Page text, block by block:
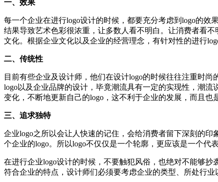
一、效果
每一个企业在进行logo设计的时候，都要充分考虑到logo的效
结果导致艺术色彩很浓重，让多数人看不明白。让消费者看
文化。根据企业文化以及企业的经营理念，有针对性的进行
二、传统性
目前有些企业及设计师，他们在设计logo的时候往往注重时
logo以及企业品牌的设计，毕竟潮流具有一定的实现性，潮
变化，不断地更新自己的logo，这不利于企业的发展，而且也
三、追求独特
企业logo之所以会让人快速的记住，会给消费者留下深刻的
个企业的logo。所以logo不仅仅是一个轮廓，更应该是一个代
在进行企业logo设计的时候，不要触犯风俗，也绝对不能够
符合企业的特点，设计师们必须要考虑企业的类型、所处行业